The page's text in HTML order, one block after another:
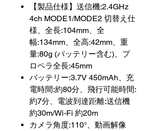
【製品仕様】送信機:2.4GHz
4ch MODE1/MODE2 切替え仕
様、全長:104mm、全
幅:134mm、全高:42mm、重
量:80g (バッテリー含む)、プ
ロペラ全長:45mm
バッテリー:3.7V 450mAh、充
電時間:約80分、飛行可能時間:
約7分、電波到達距離:送信機
約30m/Wi-Fi 約20m
カメラ角度:110°、動画解像